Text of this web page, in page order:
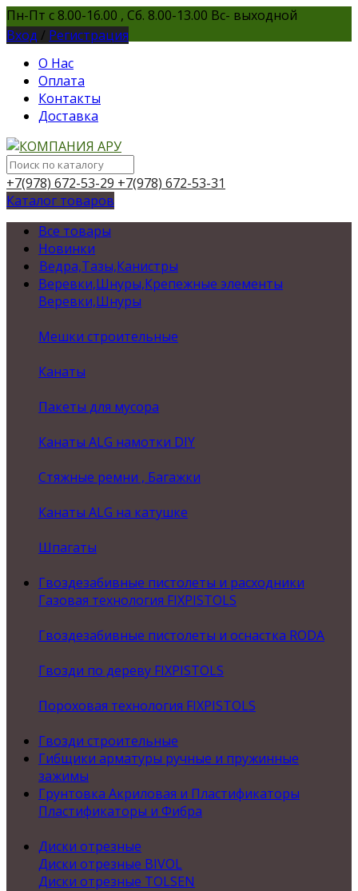
Пн-Пт с 8.00-16.00 , Сб. 8.00-13.00 Вс- выходной
Вход / Регистрация
О Нас
Оплата
Контакты
Доставка
+7(978) 672-53-29 +7(978) 672-53-31
Каталог товаров
Все товары
Новинки
Ведра,Тазы,Канистры
Веревки,Шнуры,Крепежные элементы
Веревки,Шнуры
Мешки строительные
Канаты
Пакеты для мусора
Канаты ALG намотки DIY
Стяжные ремни , Багажки
Канаты ALG на катушке
Шпагаты
Гвоздезабивные пистолеты и расходники
Газовая технология FIXPISTOLS
Гвоздезабивные пистолеты и оснастка RODA
Гвозди по дереву FIXPISTOLS
Пороховая технология FIXPISTOLS
Гвозди строительные
Гибщики арматуры ручные и пружинные
зажимы
Грунтовка Акриловая и Пластификаторы
Пластификаторы и Фибра
Диски отрезные
Диски отрезные BIVOL
Диски отрезные TOLSEN